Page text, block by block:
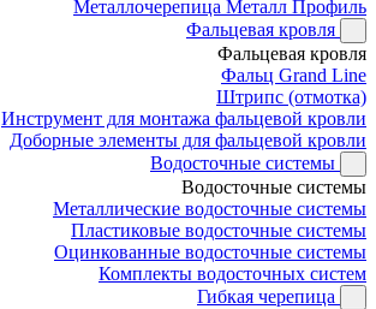
Металлочерепица Металл Профиль
Фальцевая кровля
Фальцевая кровля
Фальц Grand Line
Штрипс (отмотка)
Инструмент для монтажа фальцевой кровли
Доборные элементы для фальцевой кровли
Водосточные системы
Водосточные системы
Металлические водосточные системы
Пластиковые водосточные системы
Оцинкованные водосточные системы
Комплекты водосточных систем
Гибкая черепица